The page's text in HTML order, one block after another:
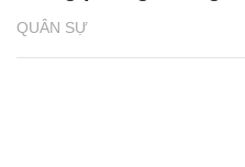
QUÂN SỰ